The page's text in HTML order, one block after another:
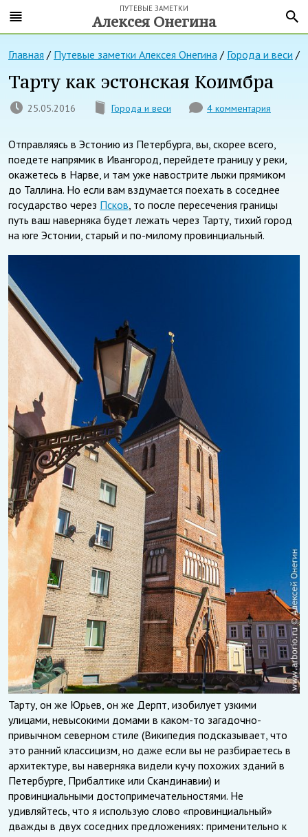
ПУТЕВЫЕ ЗАМЕТКИ
Алексея Онегина
Главная / Путевые заметки Алексея Онегина / Города и веси /
Тарту как эстонская Коимбра
25.05.2016 Города и веси 4 комментария
Отправляясь в Эстонию из Петербурга, вы, скорее всего,
поедете напрямик в Ивангород, перейдете границу у реки,
окажетесь в Нарве, и там уже навострите лыжи прямиком
до Таллина. Но если вам вздумается поехать в соседнее
государство через Псков, то после пересечения границы
путь ваш наверняка будет лежать через Тарту, тихий город
на юге Эстонии, старый и по-милому провинциальный.
Тарту, он же Юрьев, он же Дерпт, изобилует узкими
улицами, невысокими домами в каком-то загадочно-
привычном северном стиле (Википедия подсказывает, что
это ранний классицизм, но даже если вы не разбираетесь в
архитектуре, вы наверняка видели кучу похожих зданий в
Петербурге, Прибалтике или Скандинавии) и
провинциальными достопримечательностями. Не
удивляйтесь, что я использую слово «провинциальный»
дважды в двух соседних предложениях: применительно к